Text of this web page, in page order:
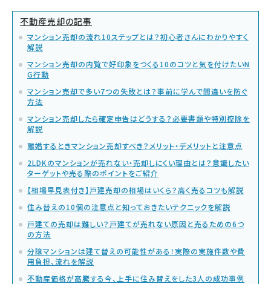
不動産売却の記事
マンション売却の流れ10ステップとは？初心者さんにわかりやすく
解説
マンション売却の内覧で好印象をつくる10のコツと気を付けたいN
G行動
マンション売却で多い7つの失敗とは？事前に学んで間違いを防ぐ
方法
マンション売却したら確定申告はどうする？必要書類や特別控除を
解説
離婚するときマンション売却すべき？メリット・デメリットと注意点
2LDKのマンションが売れない・売却しにくい理由とは？意識したい
ターゲットや売る際のポイントをご紹介
【相場早見表付き】戸建売却の相場はいくら？高く売るコツも解説
住み替えの10個の注意点と知っておきたいテクニックを解説
戸建ての売却は難しい？戸建てが売れない原因と売るための6つ
の方法
分譲マンションは建て替えの可能性がある！実際の実施件数や費
用負担、流れを解説
不動産価格が高騰する今、上手に住み替えをした3人の成功事例